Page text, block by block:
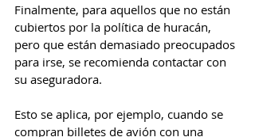
Finalmente, para aquellos que no están
cubiertos por la política de huracán,
pero que están demasiado preocupados
para irse, se recomienda contactar con
su aseguradora.
Esto se aplica, por ejemplo, cuando se
compran billetes de avión con una